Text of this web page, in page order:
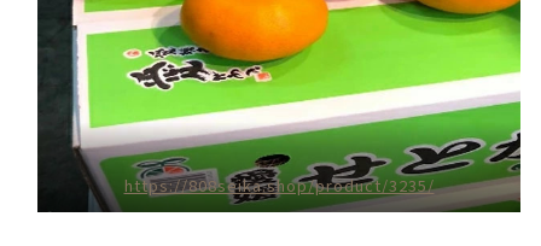
https://808seika.shop/product/3235/
情報セキュリティ基本方針
在庫あり セール
並び順